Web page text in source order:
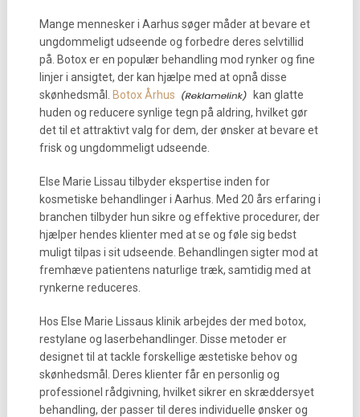
Mange mennesker i Aarhus søger måder at bevare et
ungdommeligt udseende og forbedre deres selvtillid
på. Botox er en populær behandling mod rynker og fine
linjer i ansigtet, der kan hjælpe med at opnå disse
skønhedsmål.
Botox Århus
kan glatte
huden og reducere synlige tegn på aldring, hvilket gør
det til et attraktivt valg for dem, der ønsker at bevare et
frisk og ungdommeligt udseende.
Else Marie Lissau tilbyder ekspertise inden for
kosmetiske behandlinger i Aarhus. Med 20 års erfaring i
branchen tilbyder hun sikre og effektive procedurer, der
hjælper hendes klienter med at se og føle sig bedst
muligt tilpas i sit udseende. Behandlingen sigter mod at
fremhæve patientens naturlige træk, samtidig med at
rynkerne reduceres.
Hos Else Marie Lissaus klinik arbejdes der med botox,
restylane og laserbehandlinger. Disse metoder er
designet til at tackle forskellige æstetiske behov og
skønhedsmål. Deres klienter får en personlig og
professionel rådgivning, hvilket sikrer en skræddersyet
behandling, der passer til deres individuelle ønsker og